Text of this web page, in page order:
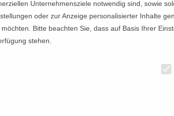
Unternehmensziele notwendig sind, sowie
oder zur Anzeige personalisierter Inhalte
Bitte beachten Sie, dass auf Basis Ihrer
stehen.